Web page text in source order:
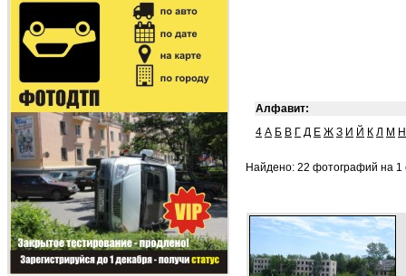
Алфавит:
4 А Б В Г Д Е Ж З И Й К Л М Н
Найдено: 22 фотографий на 1